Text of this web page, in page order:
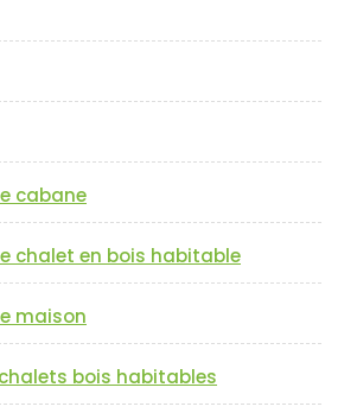
cabane
chalet en bois habitable
maison
bois habitables